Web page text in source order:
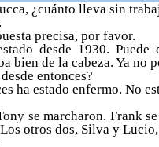
¿cuánto lleva sin
precisa, por favor.
desde 1930. Puede
bien de la cabeza. Ya no
entonces?
ha estado enfermo. No
se marcharon. Frank
otros dos, Silva y